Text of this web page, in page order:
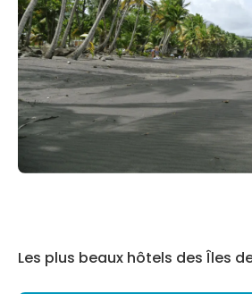
Les plus beaux hôtels des Îles